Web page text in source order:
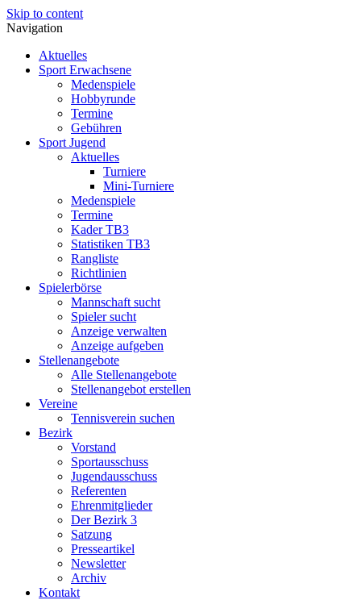
Skip to content
Navigation
Aktuelles
Sport Erwachsene
Medenspiele
Hobbyrunde
Termine
Gebühren
Sport Jugend
Aktuelles
Turniere
Mini-Turniere
Medenspiele
Termine
Kader TB3
Statistiken TB3
Rangliste
Richtlinien
Spielerbörse
Mannschaft sucht
Spieler sucht
Anzeige verwalten
Anzeige aufgeben
Stellenangebote
Alle Stellenangebote
Stellenangebot erstellen
Vereine
Tennisverein suchen
Bezirk
Vorstand
Sportausschuss
Jugendausschuss
Referenten
Ehrenmitglieder
Der Bezirk 3
Satzung
Presseartikel
Newsletter
Archiv
Kontakt